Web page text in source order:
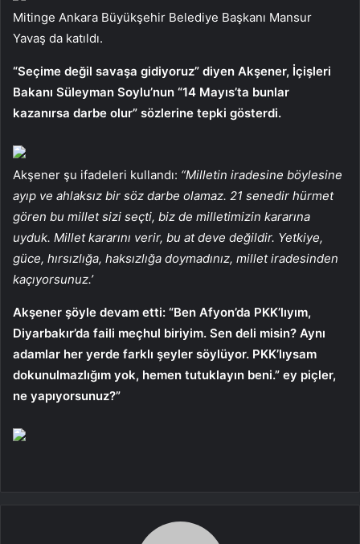
Mitinge Ankara Büyükşehir Belediye Başkanı Mansur
Yavaş da katıldı.
“Seçime değil savaşa gidiyoruz” diyen Akşener, İçişleri
Bakanı Süleyman Soylu’nun “14 Mayıs’ta bunlar
kazanırsa darbe olur” sözlerine tepki gösterdi.
Akşener şu ifadeleri kullandı: “Milletin iradesine böylesine
ayıp ve ahlaksız bir söz darbe olamaz. 21 senedir hürmet
gören bu millet sizi seçti, biz de milletimizin kararına
uyduk. Millet kararını verir, bu at deve değildir. Yetkiye,
güce, hırsızlığa, haksızlığa doymadınız, millet iradesinden
kaçıyorsunuz.’
Akşener şöyle devam etti: “Ben Afyon’da PKK’lıyım,
Diyarbakır’da faili meçhul biriyim. Sen deli misin? Aynı
adamlar her yerde farklı şeyler söylüyor. PKK’lıysam
dokunulmazlığım yok, hemen tutuklayın beni.” ey piçler,
ne yapıyorsunuz?”